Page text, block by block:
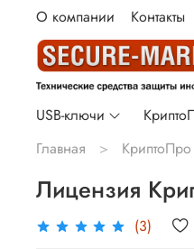
О компании Контакты
USB-ключи
Главная
КриптоПро
Лицензия
(3)